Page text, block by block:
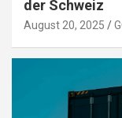
der Schweiz
August 20, 2025